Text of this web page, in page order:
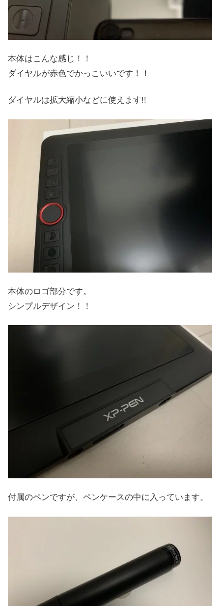
本体はこんな感じ！！
ダイヤルが赤色でかっこいいです！！
ダイヤルは拡大縮小などに使えます!!
本体のロゴ部分です。
シンプルデザイン！！
付属のペンですが、ペンケースの中に入っています。